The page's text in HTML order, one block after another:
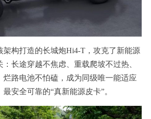
架构打造的长城炮Hi4-T，攻克了新能源
：长途穿越不焦虑、重载爬坡不过热、
烂路电池不怕磕，成为同级唯一能适应
安全可靠的“真新能源皮卡”。